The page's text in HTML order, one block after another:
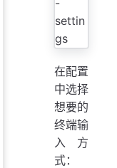
在配置
中选择
想要的
终端输
入方
式：